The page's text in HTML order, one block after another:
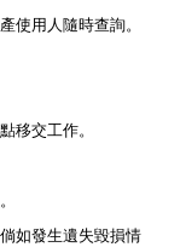
使用人隨時查詢。
移交工作。
如發生遺失毀損情